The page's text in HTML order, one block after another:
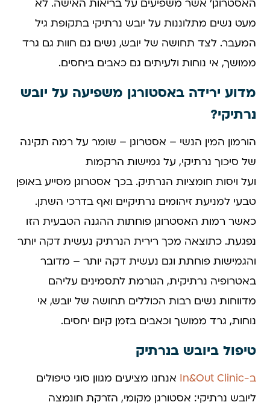
האסטרוגן' אשר משפיעים על בריאות האישה. לא
מעט נשים מתלוננות על יובש נרתיקי בתקופת גיל
המעבר. לצד תחושה של יובש, נשים גם חוות גם גרד
ממושך, אי נוחות ולעיתים גם כאבים ביחסים.
מדוע ירידה באסטורגן משפיעה על יובש
נרתיקי?
הורמון המין הנשי – אסטרוגן – שומר על רמה תקינה
של סיכוך נרתיקי, על גמישות הרקמות
ועל ויסות חומציות הנרתיק. בכך אסטרוגן מסייע באופן
טבעי למניעת זיהומים נרתיקיים ואף בדרכי השתן.
כאשר רמות האסטרוגן פוחתות ההגנה הטבעית הזו
נפגעת. כתוצאה מכך רירית הנרתיק נעשית דקה יותר
והגמישות פוחתת וגם נעשית דקה יותר – מדובר
באטרופיה נרתיקית, הגורמת לתסמינים עליהם
מדווחות נשים רבות הכוללים תחושה של יובש, אי
נוחות, גרד ממושך וכאבים בזמן קיום יחסים.
טיפול ביובש בנרתיק
ב-In&Out Clinic
אנחנו מציעים מגוון סוגי טיפולים
ליובש נרתיקי: אסטורגן מקומי, הזרקת חונמצה